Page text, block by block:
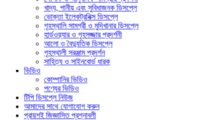
খাদ্য, পানীয় এবং সুবিধাজনক ডিসপ্লে
ভোক্তা ইলেকট্রনিক্স ডিসপ্লে
গৃহস্থালি সামগ্রী ও মুদিখানার ডিসপ্লে
হার্ডওয়্যার ও গৃহসজ্জার প্রদর্শনী
আলো ও বৈদ্যুতিক ডিসপ্লে
গৃহস্থালী সরঞ্জাম প্রদর্শন
সাহিত্য ও সাইনবোর্ড ধারক
ভিডিও
কোম্পানির ভিডিও
পণ্যের ভিডিও
টিপি ডিসপ্লে নিউজ
আমাদের সাথে যোগাযোগ করুন
প্রায়শই জিজ্ঞাসিত প্রশ্নাবলী